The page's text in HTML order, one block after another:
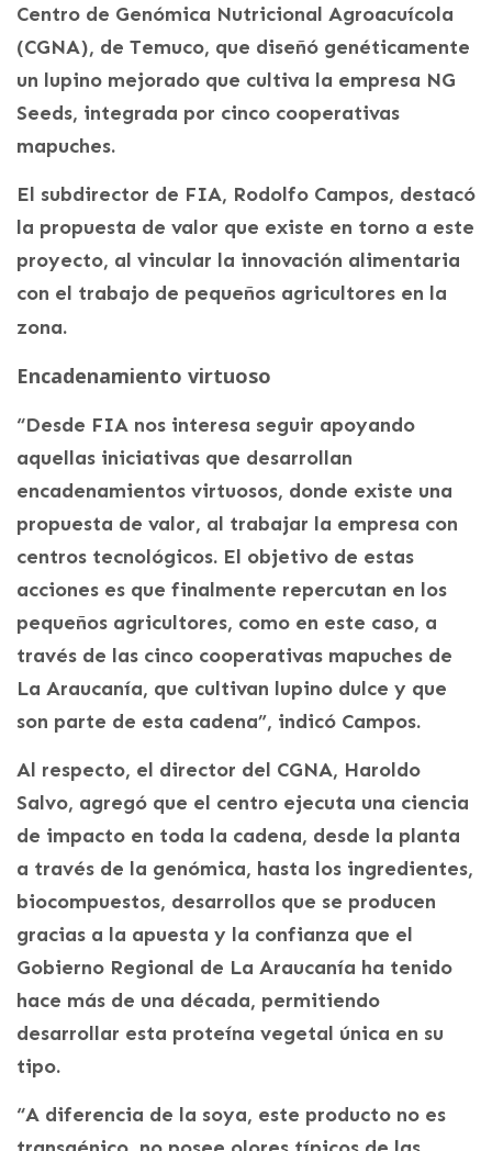
Centro de Genómica Nutricional Agroacuícola
(CGNA), de Temuco, que diseñó genéticamente
un lupino mejorado que cultiva la empresa NG
Seeds, integrada por cinco cooperativas
mapuches.
El subdirector de FIA, Rodolfo Campos, destacó
la propuesta de valor que existe en torno a este
proyecto, al vincular la innovación alimentaria
con el trabajo de pequeños agricultores en la
zona.
Encadenamiento virtuoso
“Desde FIA nos interesa seguir apoyando
aquellas iniciativas que desarrollan
encadenamientos virtuosos, donde existe una
propuesta de valor, al trabajar la empresa con
centros tecnológicos. El objetivo de estas
acciones es que finalmente repercutan en los
pequeños agricultores, como en este caso, a
través de las cinco cooperativas mapuches de
La Araucanía, que cultivan lupino dulce y que
son parte de esta cadena”, indicó Campos.
Al respecto, el director del CGNA, Haroldo
Salvo, agregó que el centro ejecuta una ciencia
de impacto en toda la cadena, desde la planta
a través de la genómica, hasta los ingredientes,
biocompuestos, desarrollos que se producen
gracias a la apuesta y la confianza que el
Gobierno Regional de La Araucanía ha tenido
hace más de una década, permitiendo
desarrollar esta proteína vegetal única en su
tipo.
“A diferencia de la soya, este producto no es